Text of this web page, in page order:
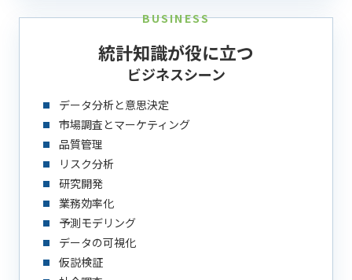
BUSINESS
統計知識が役に立つ
ビジネスシーン
データ分析と意思決定
市場調査とマーケティング
品質管理
リスク分析
研究開発
業務効率化
予測モデリング
データの可視化
仮説検証